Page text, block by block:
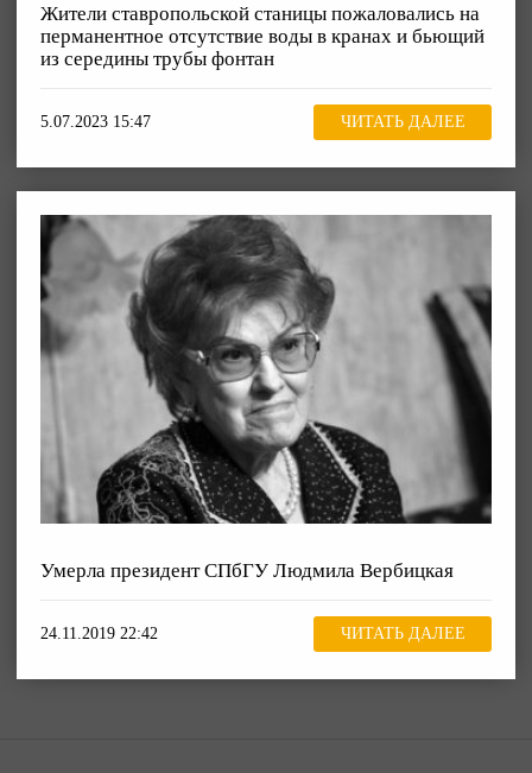
Жители ставропольской станицы пожаловались на
перманентное отсутствие воды в кранах и бьющий
из середины трубы фонтан
5.07.2023 15:47 ЧИТАТЬ ДАЛЕЕ
Умерла президент СПбГУ Людмила Вербицкая
24.11.2019 22:42 ЧИТАТЬ ДАЛЕЕ